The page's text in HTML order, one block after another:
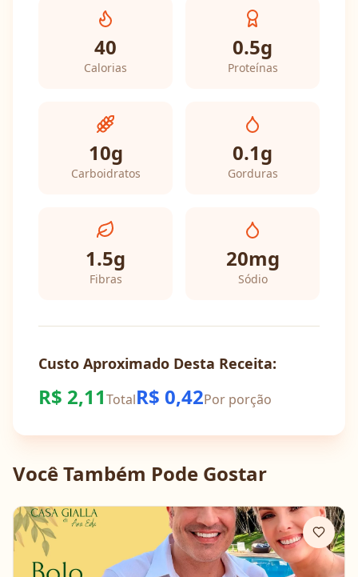
40
Calorias
0.5g
Proteínas
10g
Carboidratos
0.1g
Gorduras
1.5g
Fibras
20mg
Sódio
Custo Aproximado Desta Receita:
R$ 2,11TotalR$ 0,42Por porção
Você Também Pode Gostar